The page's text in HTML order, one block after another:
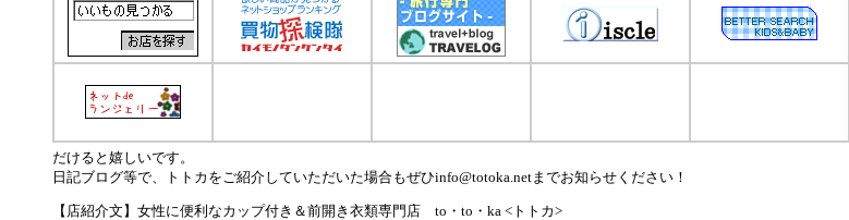
だけると嬉しいです。
日記ブログ等で、トトカをご紹介していただいた場合もぜひinfo@totoka.netまでお知らせください！
【店紹介文】女性に便利なカップ付き＆前開き衣類専門店 to・to・ka <トトカ>